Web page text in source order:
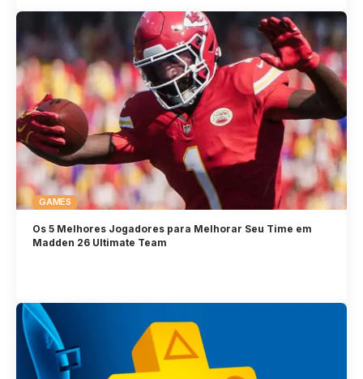
GAMES
Os 5 Melhores Jogadores para Melhorar Seu Time em
Madden 26 Ultimate Team